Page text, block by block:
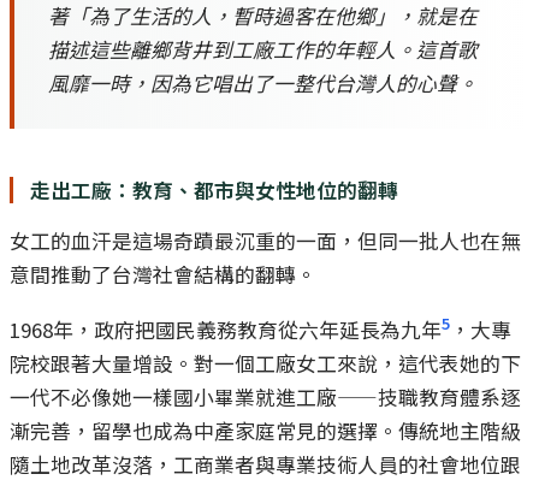
著「為了生活的人，暫時過客在他鄉」，就是在
描述這些離鄉背井到工廠工作的年輕人。這首歌
風靡一時，因為它唱出了一整代台灣人的心聲。
走出工廠：教育、都市與女性地位的翻轉
女工的血汗是這場奇蹟最沉重的一面，但同一批人也在無
意間推動了台灣社會結構的翻轉。
1968年，政府把國民義務教育從六年延長為九年5 ，大專
院校跟著大量增設。對一個工廠女工來說，這代表她的下
一代不必像她一樣國小畢業就進工廠——技職教育體系逐
漸完善，留學也成為中產家庭常見的選擇。傳統地主階級
隨土地改革沒落，工商業者與專業技術人員的社會地位跟